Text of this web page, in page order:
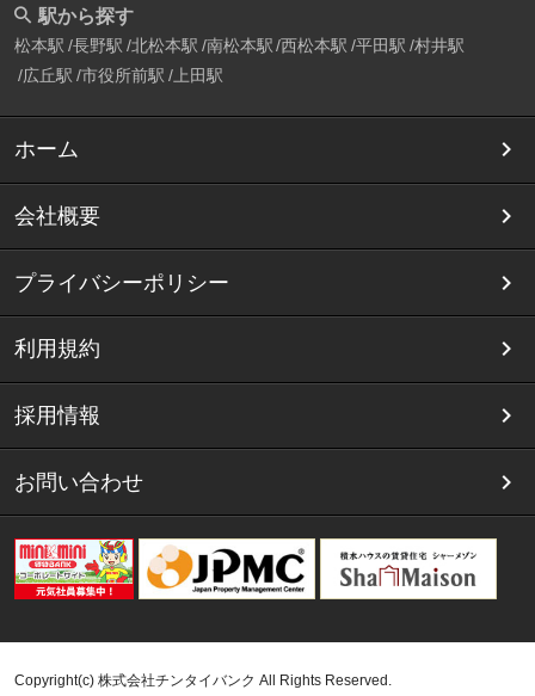
駅から探す
松本駅 長野駅 北松本駅 南松本駅 西松本駅 平田駅 村井駅
広丘駅 市役所前駅 上田駅
ホーム
会社概要
プライバシーポリシー
利用規約
採用情報
お問い合わせ
Copyright(c) 株式会社チンタイバンク All Rights Reserved.